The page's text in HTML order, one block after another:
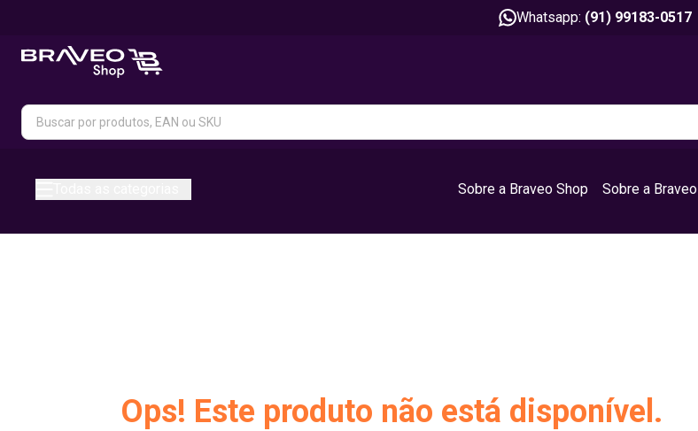
Whatsapp: (91) 99183-0517
Sobre a Braveo Shop Sobre a Braveo
Ops! Este produto não está disponível.